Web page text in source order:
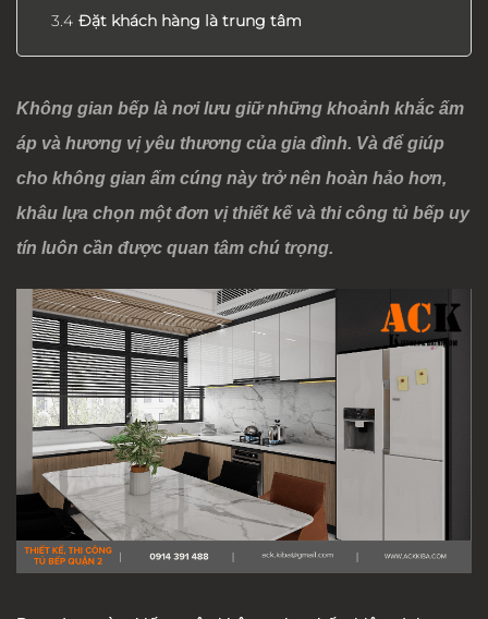
Đặt khách hàng là trung tâm
Không gian bếp là nơi lưu giữ những khoảnh khắc ấm
áp và hương vị yêu thương của gia đình. Và để giúp
cho không gian ấm cúng này trở nên hoàn hảo hơn,
khâu lựa chọn một đơn vị thiết kế và thi công tủ bếp uy
tín luôn cần được quan tâm chú trọng.